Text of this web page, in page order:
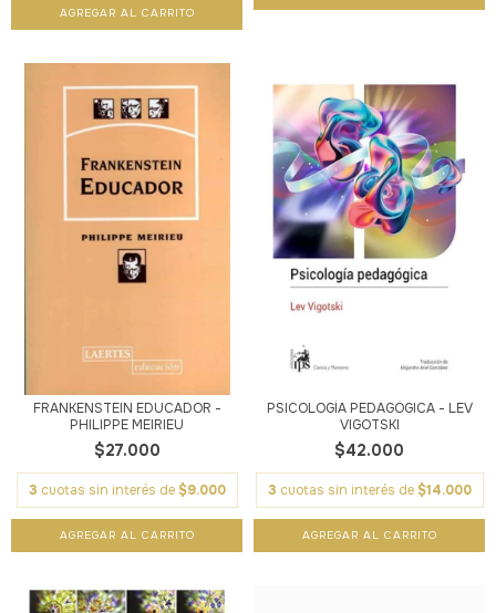
FRANKENSTEIN EDUCADOR -
PHILIPPE MEIRIEU
$27.000
3 cuotas sin interés de $9.000
PSICOLOGÍA PEDAGÓGICA - LEV
VIGOTSKI
$42.000
3 cuotas sin interés de $14.000